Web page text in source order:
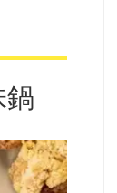
鍋